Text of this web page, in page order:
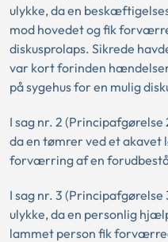
ulykke, da en
mod hovedet og fik
diskusprolaps. Sikrede
var kort forinden
på sygehus for en mulig
I sag nr. 2
da en tømrer ved et akavet
forværring af en
I sag nr. 3
ulykke, da en personlig
lammet person fik